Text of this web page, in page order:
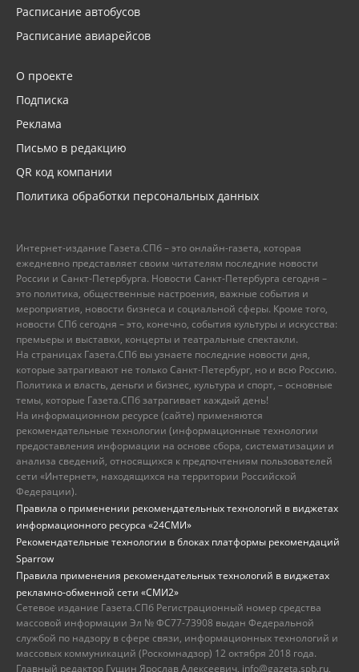
Расписание автобусов
Расписание авиарейсов
О проекте
Подписка
Реклама
Письмо в редакцию
QR код компании
Политика обработки персональных данных
Интернет-издание Газета.СПб – это онлайн-газета, которая
ежедневно представляет своим читателям последние новости
России и Санкт-Петербурга. Новости Санкт-Петербурга сегодня –
это политика, общественные настроения, важные события и
мероприятия, новости бизнеса и социальной сферы. Кроме того,
новости СПб сегодня – это, конечно, события культуры и искусства:
премьеры и выставки, концерты и театральные спектакли.
На страницах Газета.СПб вы узнаете последние новости дня,
которые затрагивают не только Санкт-Петербург, но и всю Россию.
Политика и власть, деньги и бизнес, культура и спорт, – основные
темы, которые Газета.СПб затрагивает каждый день!
На информационном ресурсе (сайте) применяются
рекомендательные технологии (информационные технологии
предоставления информации на основе сбора, систематизации и
анализа сведений, относящихся к предпочтениям пользователей
сети «Интернет», находящихся на территории Российской
Федерации).
Правила о применении рекомендательных технологий в виджетах
информационного ресурса «24СМИ»
Рекомендательные технологии в блоках платформы рекомендаций
Sparrow
Правила применения рекомендательных технологий в виджетах
рекламно-обменной сети «СМИ2»
Сетевое издание Газета.СПб Регистрационный номер средства
массовой информации Эл № ФС77-73908 выдан Федеральной
службой по надзору в сфере связи, информационных технологий и
массовых коммуникаций (Роскомнадзор) 12 октября 2018 года.
Главный редактор Гущин Ярослав Алексеевич, info@gazeta.spb.ru,